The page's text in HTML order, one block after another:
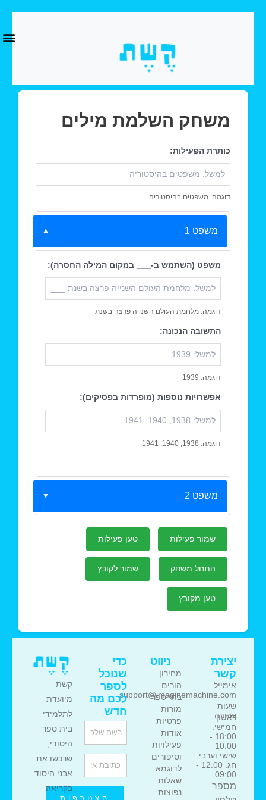
משחק השלמת מילים
כותרת הפעילות:
דוגמה: משפטים בהיסטוריה
משפט 1
משפט (השתמש ב-___ במקום המילה החסרה):
דוגמה: מלחמת העולם השנייה פרצה בשנת ___
התשובה הנכונה:
דוגמה: 1939
אפשרויות נוספות (מופרדות בפסיקים):
דוגמה: 1938, 1940, 1941
משפט 2
שמור פעילות טען פעילות
התחל משחק שמור לקובץ
טען מקובץ
יצירת
קשר
אימייל
support@imaginemachine.com
שעות
עבודה
ראשון -
חמישי:
18:00 -
10:00
שישי וערבי
חג: 12:00 -
09:00
מספר
ניווט
מחירון
הורים
בתי ספר
מורות
פרטיות
אודות
פעילויות
וסיפורים
לדוגמא
שאלות
נפוצות
כדי
שנוכל
לספר
לכם מה
חדש
Name
קשת
מיועדת
לתלמידי
בית ספר
היסודי,
שרכשו את
אבני היסוד
בקריאה